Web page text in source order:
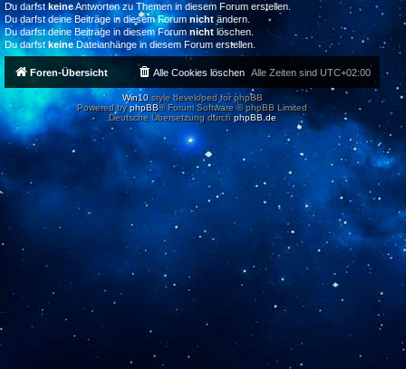
Du darfstkeineAntworten zu Themen in diesem Forum erstellen.
Du darfst deine Beiträge in diesem Forumnicht ändern.
Du darfst deine Beiträge in diesem Forum nicht löschen.
Du darfst keineDateianhänge in diesem Forum erstellen.
Foren-Übersicht Alle Zeiten sind UTC+02:00
Alle Cookies löschen
Win10style developed for phpBB
Powered byphpBB® Forum Software © phpBB Limited
Deutsche Übersetzung durch phpBB.de